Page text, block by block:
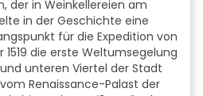
der in Weinkellereien am
in der Geschichte eine
für die Expedition von
1519 die erste Weltumsegelung
unteren Viertel der Stadt
Renaissance-Palast der